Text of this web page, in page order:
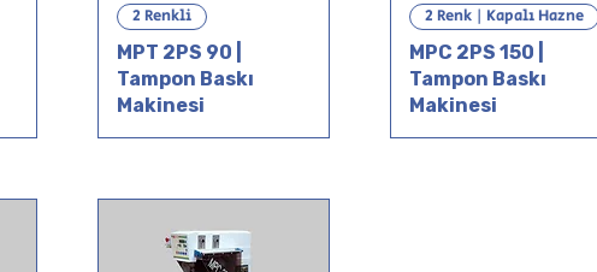
2 Renkli
MPT 2PS 90 |
Tampon Baskı
Makinesi
2 Renk | Kapalı Hazne
MPC 2PS 150 |
Tampon Baskı
Makinesi